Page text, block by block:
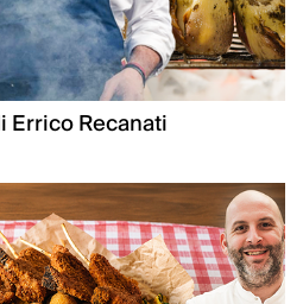
Errico Recanati